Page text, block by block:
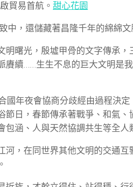
貿易首航。 甜心花園
中，還儲藏著昌隆千年的綿綿文
明曙光，殷墟甲骨的文字傳承，
賡續……生生不息的巨大文明是我
國年夜會協商分歧經由過程決
節日，春節傳承著戰爭、和氣
包涵、人與天然協調共生等全人
河，在同世界其他文明的交通互